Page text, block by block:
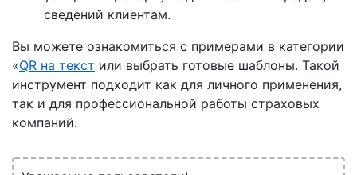
сведений клиентам.
Вы можете ознакомиться с примерами в категории
«QR на текст или выбрать готовые шаблоны. Такой
инструмент подходит как для личного применения,
так и для профессиональной работы страховых
компаний.